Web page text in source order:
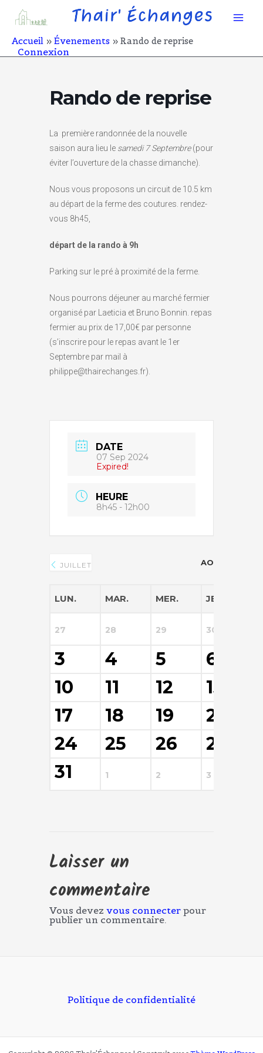
contenu
Accueil Évenements Rando de reprise
Connexion
Rando de reprise
La première randonnée de la nouvelle
saison aura lieu le samedi 7 Septembre(pour
éviter l’ouverture de la chasse dimanche).
Nous vous proposons un circuit de 10.5 km
au départ de la ferme des coutures. rendez-
vous 8h45,
départ de la rando à 9h
Parking sur le pré à proximité de la ferme.
Nous pourrons déjeuner au marché fermier
organisé par Laeticia et Bruno Bonnin. repas
fermier au prix de 17,00€ par personne
(s’inscrire pour le repas avant le 1er
Septembre par mail à
philippe@thairechanges.fr).
DATE
07 Sep 2024
Expired!
HEURE
8h45 - 12h00
JUILLET AOÛT 2026
LUN. MAR. MER. JEU.
27 28 29 30
3 4 5 6
10
11 12 13
17
18 19 20
24
25 26 27
31
1 2 3
Laisser un
commentaire
Vous devez vous connecter pour
publier un commentaire.
Politique de confidentialité